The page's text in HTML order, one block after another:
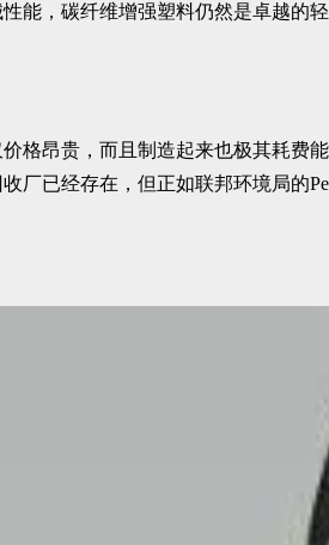
能，碳纤维增强塑料仍然是卓越的
格昂贵，而且制造起来也极其耗费
已经存在，但正如联邦环境局的